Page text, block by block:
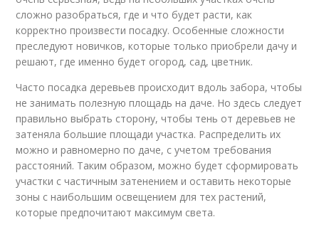
сложно разобраться, где и что будет расти, как
корректно произвести посадку. Особенные сложности
преследуют новичков, которые только приобрели дачу и
решают, где именно будет огород, сад, цветник.
Часто посадка деревьев происходит вдоль забора, чтобы
не занимать полезную площадь на даче. Но здесь следует
правильно выбрать сторону, чтобы тень от деревьев не
затеняла большие площади участка. Распределить их
можно и равномерно по даче, с учетом требования
расстояний. Таким образом, можно будет сформировать
участки с частичным затенением и оставить некоторые
зоны с наибольшим освещением для тех растений,
которые предпочитают максимум света.